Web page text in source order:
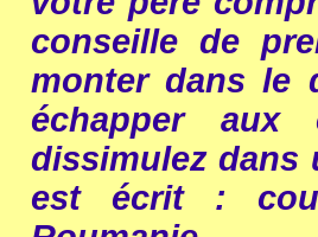
conseille de
monter dans le
échapper aux
dissimulez dans
est écrit :